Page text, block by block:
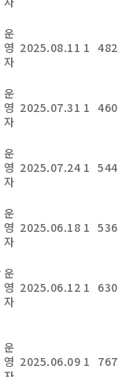
운
영
자
2025.08.11 1 482
운
영
자
2025.07.31 1 460
운
영
자
2025.07.24 1 544
운
영
자
2025.06.18 1 536
운
영
자
2025.06.12 1 630
운
영 2025.06.09 1 767